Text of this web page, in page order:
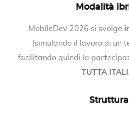
Modalità
MobileDev 2026 si svolge
(simulando il lavoro di un
facilitando quindi la
TUTTA
Struttura